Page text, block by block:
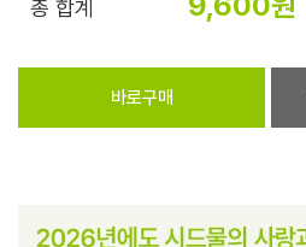
총 합계
바로구매